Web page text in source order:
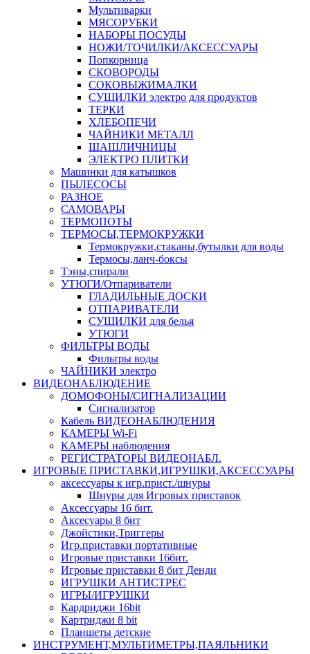
Мультиварки
МЯСОРУБКИ
НАБОРЫ ПОСУДЫ
НОЖИ/ТОЧИЛКИ/АКСЕССУАРЫ
Попкорница
СКОВОРОДЫ
СОКОВЫЖИМАЛКИ
СУШИЛКИ электро для продуктов
ТЕРКИ
ХЛЕБОПЕЧИ
ЧАЙНИКИ МЕТАЛЛ
ШАШЛИЧНИЦЫ
ЭЛЕКТРО ПЛИТКИ
Машинки для катышков
ПЫЛЕСОСЫ
РАЗНОЕ
САМОВАРЫ
ТЕРМОПОТЫ
ТЕРМОСЫ,ТЕРМОКРУЖКИ
Термокружки,стаканы,бутылки для воды
Термосы,ланч-боксы
Тэны,спирали
УТЮГИ/Отпариватели
ГЛАДИЛЬНЫЕ ДОСКИ
ОТПАРИВАТЕЛИ
СУШИЛКИ для белья
УТЮГИ
ФИЛЬТРЫ ВОДЫ
Фильтры воды
ЧАЙНИКИ электро
ВИДЕОНАБЛЮДЕНИЕ
ДОМОФОНЫ/СИГНАЛИЗАЦИИ
Сигнализатор
Кабель ВИДЕОНАБЛЮДЕНИЯ
КАМЕРЫ Wi-Fi
КАМЕРЫ наблюдения
РЕГИСТРАТОРЫ ВИДЕОНАБЛ.
ИГРОВЫЕ ПРИСТАВКИ,ИГРУШКИ,АКСЕССУАРЫ
аксесcуары к игр.прист./шнуры
Шнуры для Игровых приставок
Аксессуары 16 бит.
Аксесуары 8 бит
Джойстики,Триггеры
Игр.приставки портативные
Игровые приставки 16бит.
Игровые приставки 8 бит Денди
ИГРУШКИ АНТИСТРЕС
ИГРЫ/ИГРУШКИ
Кардриджи 16bit
Картриджи 8 bit
Планшеты детские
ИНСТРУМЕНТ,МУЛЬТИМЕТРЫ,ПАЯЛЬНИКИ